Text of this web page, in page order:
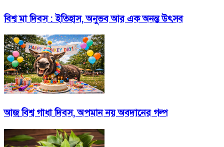
বিশ্ব মা দিবস : ইতিহাস, অনুভব আর এক অনন্ত উৎসব
আজ বিশ্ব গাধা দিবস, অপমান নয় অবদানের গল্প